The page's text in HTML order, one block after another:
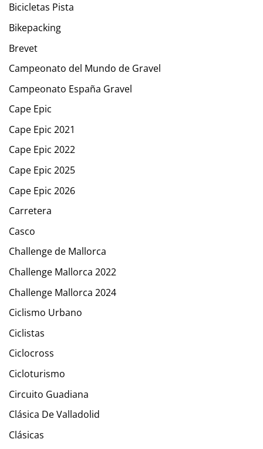
Bicicletas Pista
Bikepacking
Brevet
Campeonato del Mundo de Gravel
Campeonato España Gravel
Cape Epic
Cape Epic 2021
Cape Epic 2022
Cape Epic 2025
Cape Epic 2026
Carretera
Casco
Challenge de Mallorca
Challenge Mallorca 2022
Challenge Mallorca 2024
Ciclismo Urbano
Ciclistas
Ciclocross
Cicloturismo
Circuito Guadiana
Clásica De Valladolid
Clásicas